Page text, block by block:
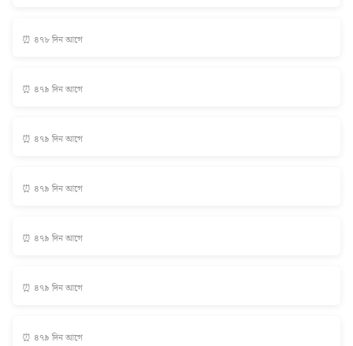
⏰ ৪৭৮ দিন আগে
⏰ ৪৭৯ দিন আগে
⏰ ৪৭৯ দিন আগে
⏰ ৪৭৯ দিন আগে
⏰ ৪৭৯ দিন আগে
⏰ ৪৭৯ দিন আগে
⏰ ৪৭৯ দিন আগে